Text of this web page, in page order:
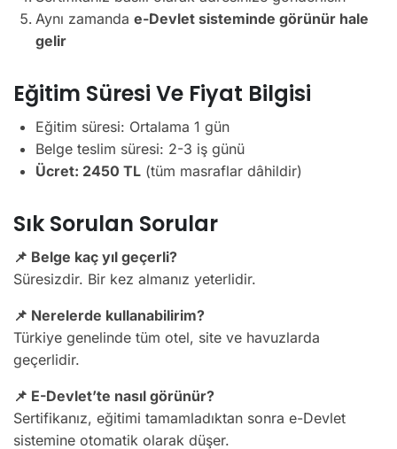
Aynı zamanda e-Devlet sisteminde görünür hale
gelir
Eğitim Süresi Ve Fiyat Bilgisi
Eğitim süresi: Ortalama 1 gün
Belge teslim süresi: 2-3 iş günü
Ücret: 2450 TL (tüm masraflar dâhildir)
Sık Sorulan Sorular
📌 Belge kaç yıl geçerli?
Süresizdir. Bir kez almanız yeterlidir.
📌 Nerelerde kullanabilirim?
Türkiye genelinde tüm otel, site ve havuzlarda
geçerlidir.
📌 E-Devlet’te nasıl görünür?
Sertifikanız, eğitimi tamamladıktan sonra e-Devlet
sistemine otomatik olarak düşer.